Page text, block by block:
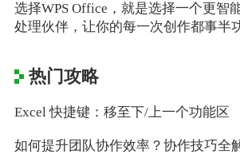
选择WPS Office，就是选择一个更智
处理伙伴，让你的每一次创作都事半
热门攻略
Excel 快捷键：移至下/上一个功能区
如何提升团队协作效率？协作技巧全